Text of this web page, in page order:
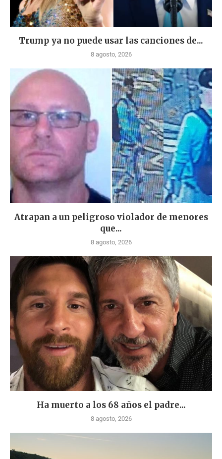
Trump ya no puede usar las canciones de...
8 agosto, 2026
Atrapan a un peligroso violador de menores
que...
8 agosto, 2026
Ha muerto a los 68 años el padre...
8 agosto, 2026